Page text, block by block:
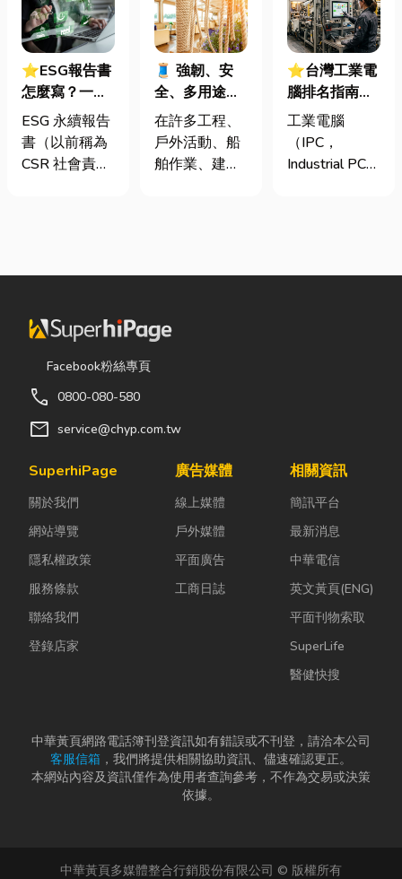
⭐ESG報告書
怎麼寫？一定
要上市櫃才寫
嗎？3步驟擺
脫綠色轉型焦
ESG 永續報告
書（以前稱為
CSR 社會責任
責任（S）與
（G）三個維
度營運成果的
正式文件。它
「健康體檢
表」與「永續
多中小企業主
又不是上市櫃
公司，為...
🧵 強韌、安
全、多用途！
從繩索到安全
網的全方位防
護應用指南
在許多工程、
戶外活動、船
舶作業、建築
網」其實都是
備。很多人以
域中，繩索不
關係到安全、
質。一條好的
繩索，必須具
備高強...
⭐台灣工業電
腦排名指南：
台灣三大工業
電腦龍頭有哪
些？工廠採購
工業電腦
（IPC，
Industrial PC）
的硬體運算平
機無法應付高
續震動...
Facebook粉絲專頁
call 0800-080-580
mail service@chyp.com.tw
SuperhiPage
關於我們
網站導覽
隱私權政策
服務條款
聯絡我們
登錄店家
廣告媒體
線上媒體
戶外媒體
平面廣告
工商日誌
相關資訊
簡訊平台
最新消息
中華電信
英文黃頁(ENG)
平面刊物索取
SuperLife
醫健快搜
中華黃頁網路電話簿刊登資訊如有錯誤或不刊登，請洽本公司
客服信箱 ，我們將提供相關協助資訊、儘速確認更正。
本網站內容及資訊僅作為使用者查詢參考，不作為交易或決策
依據。
中華黃頁多媒體整合行銷股份有限公司 © 版權所有